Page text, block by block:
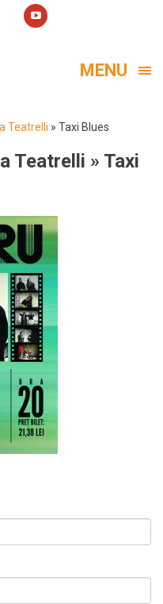
MENU
Teatrelli » Taxi Blues
Teatrelli » Taxi